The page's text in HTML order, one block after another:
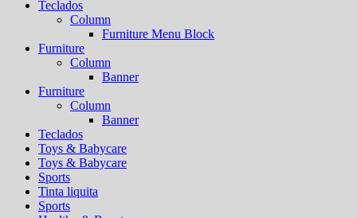
Teclados
Column
Furniture Menu Block
Furniture
Column
Banner
Furniture
Column
Banner
Teclados
Toys & Babycare
Toys & Babycare
Sports
Tinta liquita
Sports